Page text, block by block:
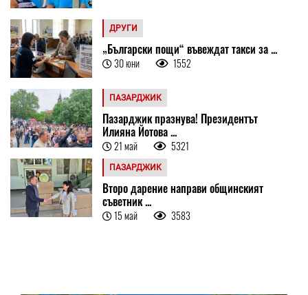
ДРУГИ
„Български пощи“ въвеждат такси за ...
30 юни 1552
ПАЗАРДЖИК
Пазарджик празнува! Президентът
Илияна Йотова ...
21 май 5321
ПАЗАРДЖИК
Второ дарение направи общинският
съветник ...
15 май 3583